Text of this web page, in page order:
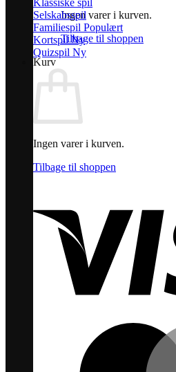
Ingen varer i kurven.
Tilbage til shoppen
Kurv
Ingen varer i kurven.
Tilbage til shoppen
Klassiske spil
Selskabsspil
Familiespil
Kortspil
Quizspil